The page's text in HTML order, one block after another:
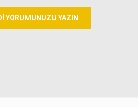
YORUMUNUZU YAZIN